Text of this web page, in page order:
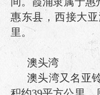
惠东县，西接大
里。
澳头湾
澳头湾又名亚